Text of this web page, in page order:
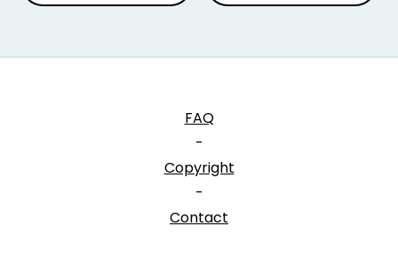
FAQ
-
Copyright
-
Contact